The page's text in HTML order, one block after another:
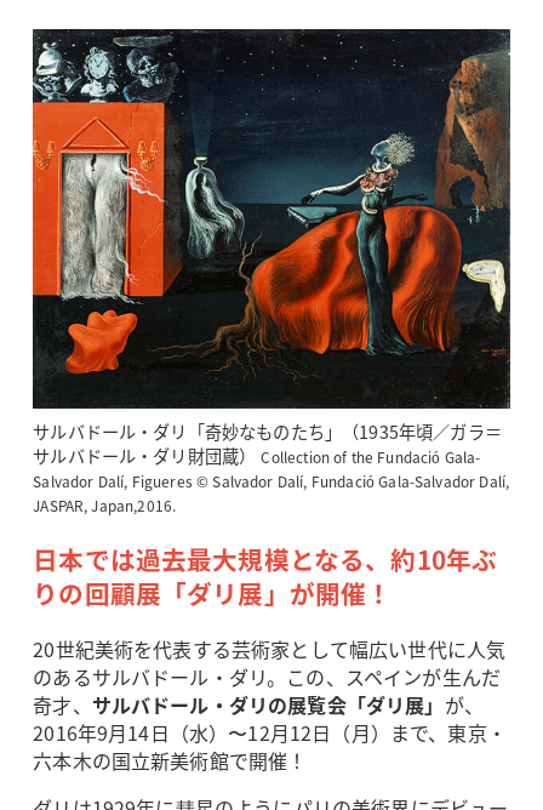
サルバドール・ダリ「奇妙なものたち」（1935年頃／ガラ＝
サルバドール・ダリ財団蔵）Collection of the Fundació Gala-
Salvador Dalí, Figueres © Salvador Dalí, Fundació Gala-Salvador Dalí,
JASPAR, Japan,2016.
日本では過去最大規模となる、約10年ぶ
りの回顧展「ダリ展」が開催！
20世紀美術を代表する芸術家として幅広い世代に人気
のあるサルバドール・ダリ。この、スペインが生んだ
奇才、 サルバドール・ダリの展覧会「ダリ展」 が、
2016年9月14日（水）〜12月12日（月）まで、東京・
六本木の国立新美術館で開催！